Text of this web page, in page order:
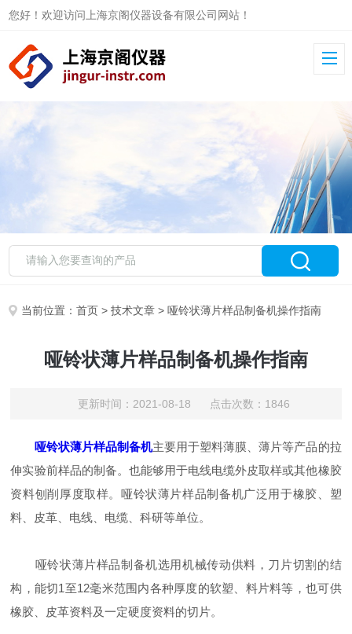
您好！欢迎访问上海京阁仪器设备有限公司网站！
当前位置：首页 >技术文章 > 哑铃状薄片样品制备机操作指南
哑铃状薄片样品制备机操作指南
更新时间：2021-08-18 点击次数：1846
哑铃状薄片样品制备机主要用于塑料薄膜、薄片等产品的拉
伸实验前样品的制备。也能够用于电线电缆外皮取样或其他橡胶
资料刨削厚度取样。哑铃状薄片样品制备机广泛用于橡胶、塑
料、皮革、电线、电缆、科研等单位。
哑铃状薄片样品制备机选用机械传动供料，刀片切割的结
构，能切1至12毫米范围内各种厚度的软塑、料片料等，也可供
橡胶、皮革资料及一定硬度资料的切片。